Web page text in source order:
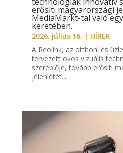
erősíti magyarországi
MediaMarkt-tal való
keretében.
2026. július 16. | HÍREK
A Reolink, az otthoni és
tervezett okos vizuális
szereplője, tovább erősíti
jelenlétét...